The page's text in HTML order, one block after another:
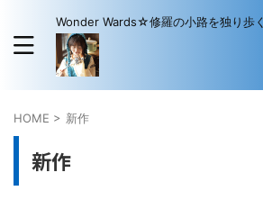
Wonder Wards☆修羅の小路を独り歩く
HOME > 新作
新作